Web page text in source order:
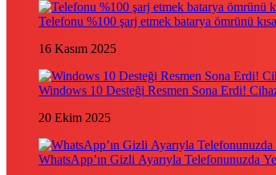
Telefonu %100 şarj etmek batarya ömrünü
16 Kasım 2025
Windows 10 Desteği Resmen Sona Erdi!
20 Ekim 2025
WhatsApp’ın Gizli Ayarıyla Telefonunuzda